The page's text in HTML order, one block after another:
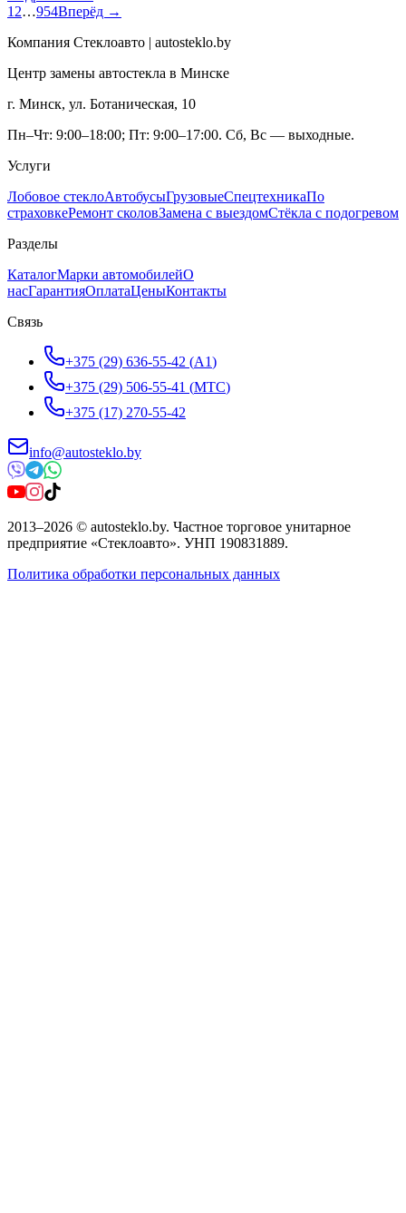
1 2…954Вперёд →
Компания Стеклоавто | autosteklo.by
Центр замены автостекла в Минске
г. Минск, ул. Ботаническая, 10
Пн–Чт: 9:00–18:00; Пт: 9:00–17:00. Сб, Вс — выходные.
Услуги
Лобовое стеклоАвтобусыГрузовыеСпецтехникаПо
страховкеРемонт сколовЗамена с выездомСтёкла с подогревом
Разделы
КаталогМарки автомобилейО
насГарантияОплатаЦеныКонтакты
Связь
+375 (29) 636-55-42 (A1)
+375 (29) 506-55-41 (МТС)
+375 (17) 270-55-42
info@autosteklo.by
2013–2026 © autosteklo.by. Частное торговое унитарное
предприятие «Стеклоавто». УНП 190831889.
Политика обработки персональных данных